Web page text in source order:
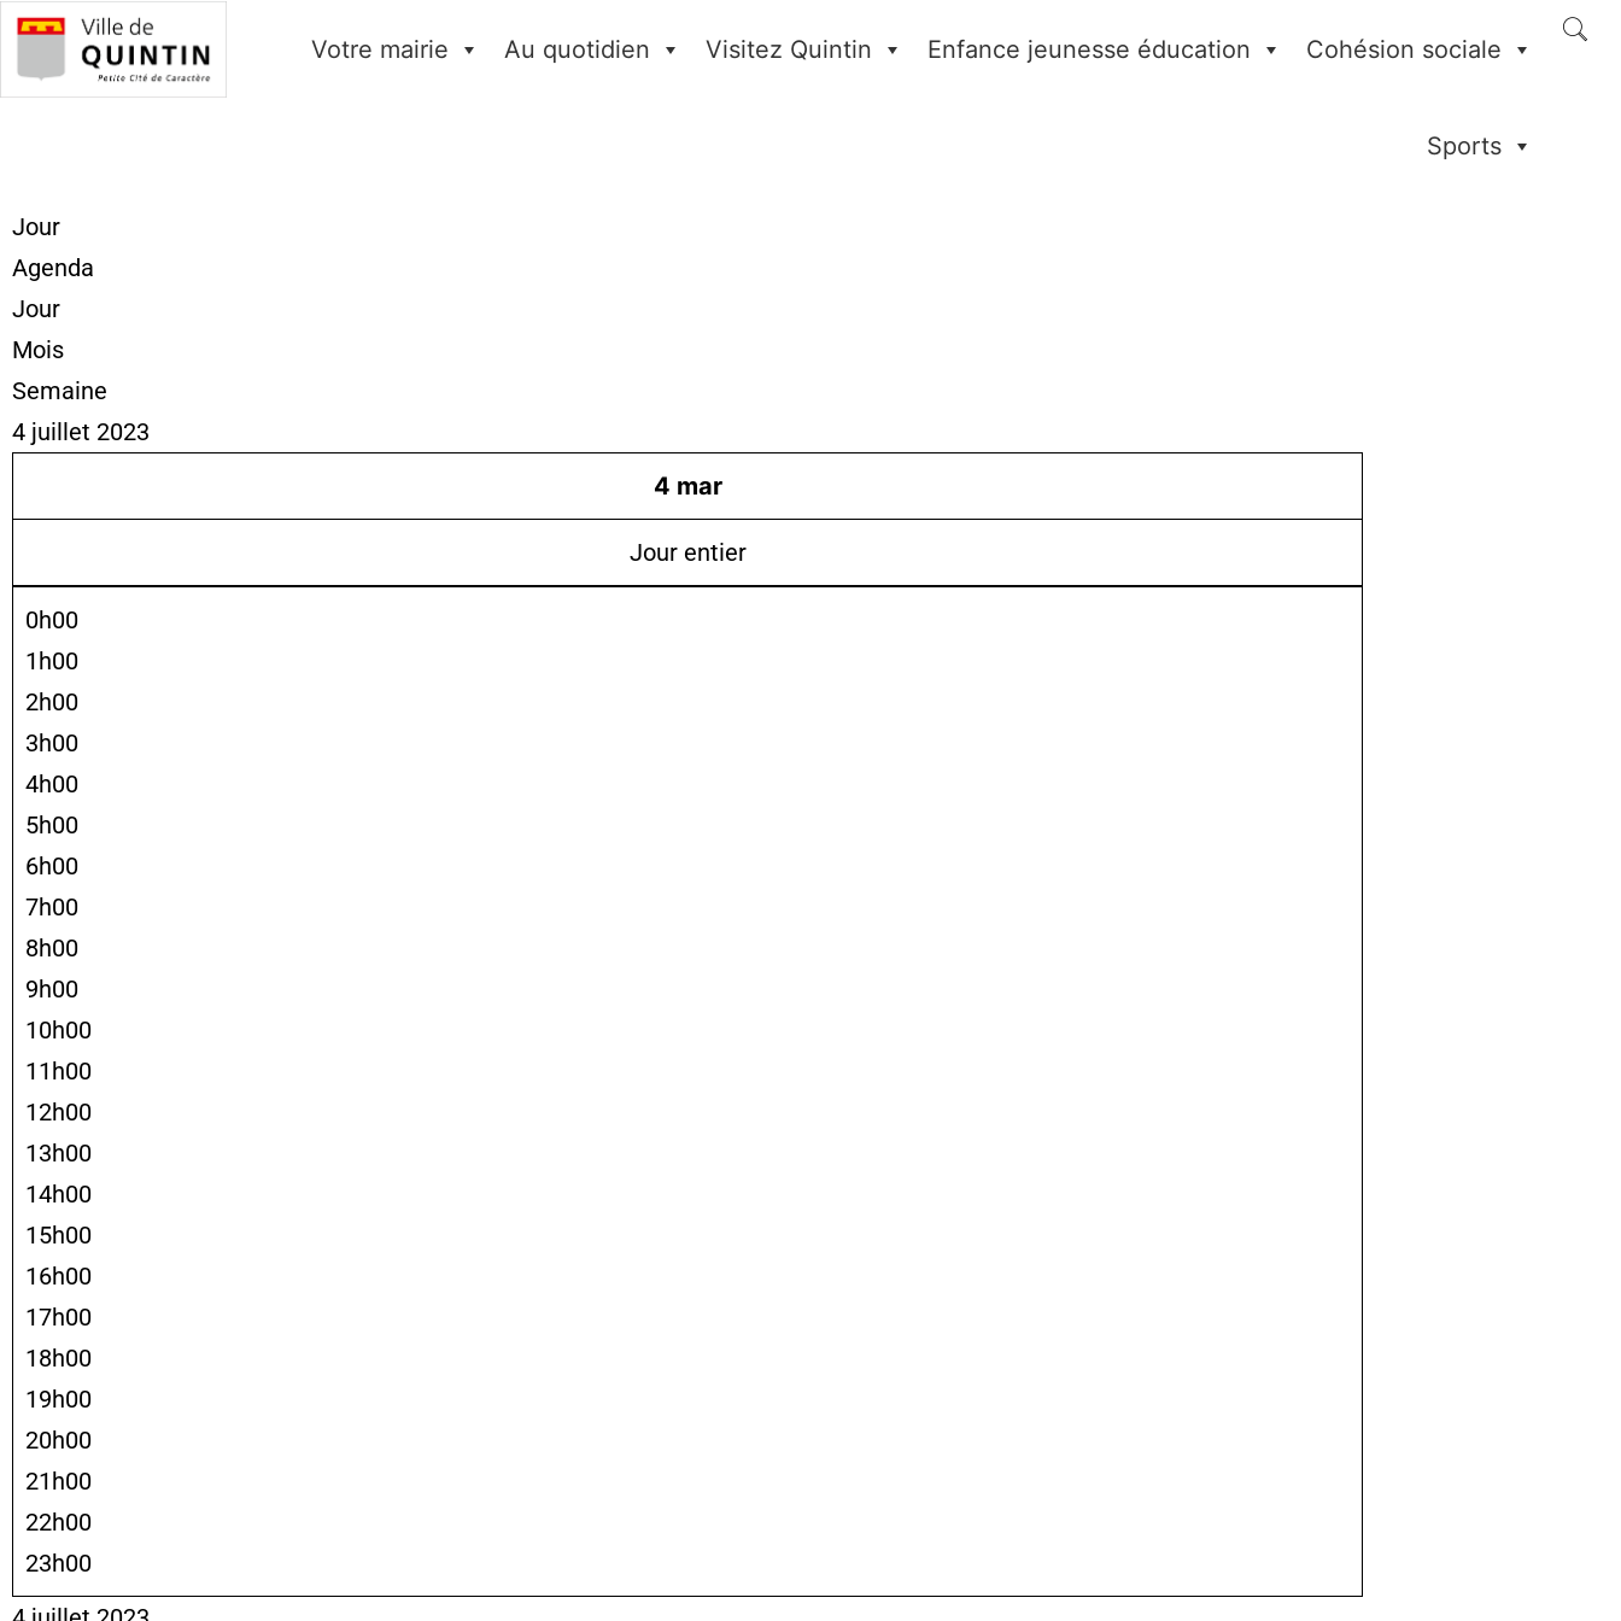
Votre mairie Au quotidien Visitez Quintin Enfance jeunesse éducation Cohésion sociale
Sports
Jour
Agenda
Jour
Mois
Semaine
4 juillet 2023
4 mar
Jour entier
0h00
1h00
2h00
3h00
4h00
5h00
6h00
7h00
8h00
9h00
10h00
11h00
12h00
13h00
14h00
15h00
16h00
17h00
18h00
19h00
20h00
21h00
22h00
23h00